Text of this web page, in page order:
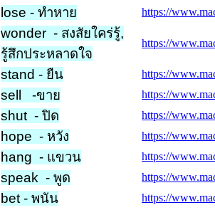
lose - ทำหาย https://
wonder - สงสัยใคร่รู้,
รู้สึกประหลาดใจ
https://
stand - ยืน
https://
sell -ขาย
https://
shut - ปิด
https://
hope - หวัง
https://
hang - แขวน
https://
speak - พูด
https://
bet - พนัน
https://